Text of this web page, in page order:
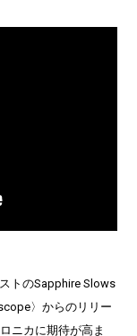
トのSapphire Slows
〉からのリリー
ニカに期待が高ま